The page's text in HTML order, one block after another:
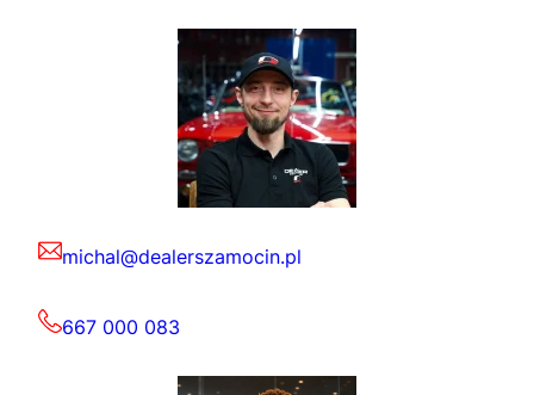
michal@dealerszamocin.pl
667 000 083